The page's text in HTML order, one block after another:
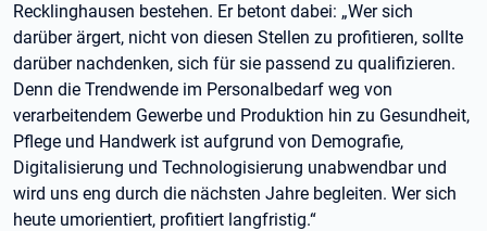
Recklinghausen bestehen. Er betont dabei: „Wer sich
darüber ärgert, nicht von diesen Stellen zu profitieren, sollte
darüber nachdenken, sich für sie passend zu qualifizieren.
Denn die Trendwende im Personalbedarf weg von
verarbeitendem Gewerbe und Produktion hin zu Gesundheit,
Pflege und Handwerk ist aufgrund von Demografie,
Digitalisierung und Technologisierung unabwendbar und
wird uns eng durch die nächsten Jahre begleiten. Wer sich
heute umorientiert, profitiert langfristig.“